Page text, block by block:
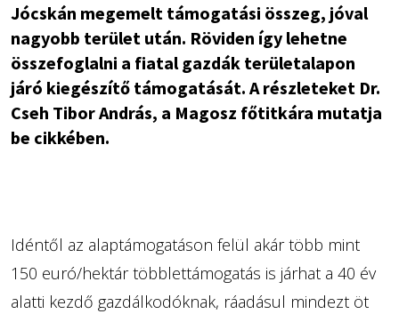
Jócskán megemelt támogatási összeg, jóval
nagyobb terület után. Röviden így lehetne
összefoglalni a fiatal gazdák területalapon
járó kiegészítő támogatását. A részleteket Dr.
Cseh Tibor András, a Magosz főtitkára mutatja
be cikkében.
Idéntől az alaptámogatáson felül akár több mint
150 euró/hektár többlettámogatás is járhat a 40 év
alatti kezdő gazdálkodóknak, ráadásul mindezt öt